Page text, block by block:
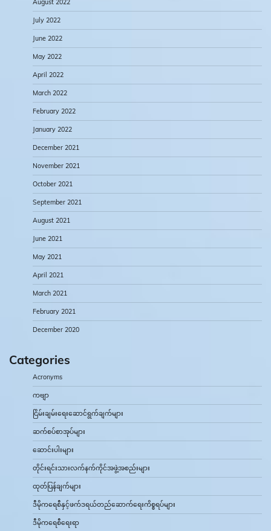
August 2022
July 2022
June 2022
May 2022
April 2022
March 2022
February 2022
January 2022
December 2021
November 2021
October 2021
September 2021
August 2021
June 2021
May 2021
April 2021
March 2021
February 2021
December 2020
Categories
Acronyms
ကဗျာ
ငြိမ်းချမ်းရေးဆောင်ရွက်ချက်များ
ဆက်စပ်စာအုပ်များ
ဆောင်းပါးများ
တိုင်းရင်းသားလက်နက်ကိုင်အဖွဲ့အစည်းများ
ထုတ်ပြန်ချက်များ
ဒီမိုကရေစီနှင့်ဖက်ဒရယ်တည်ဆောက်‌ရေးကိစ္စရပ်များ
ဒီမိုကရေစီရေးရာ